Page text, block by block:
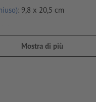
: 9,8 x 20,5 cm
con mm direfilo
4 mm di distanza dal
Mostra di più